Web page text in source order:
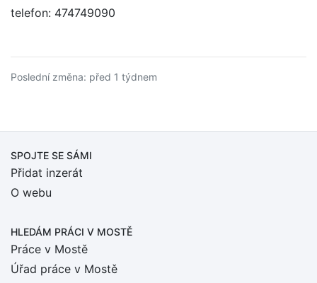
telefon: 474749090
Poslední změna: před 1 týdnem
SPOJTE SE SÁMI
Přidat inzerát
O webu
HLEDÁM PRÁCI V MOSTĚ
Práce v Mostě
Úřad práce v Mostě